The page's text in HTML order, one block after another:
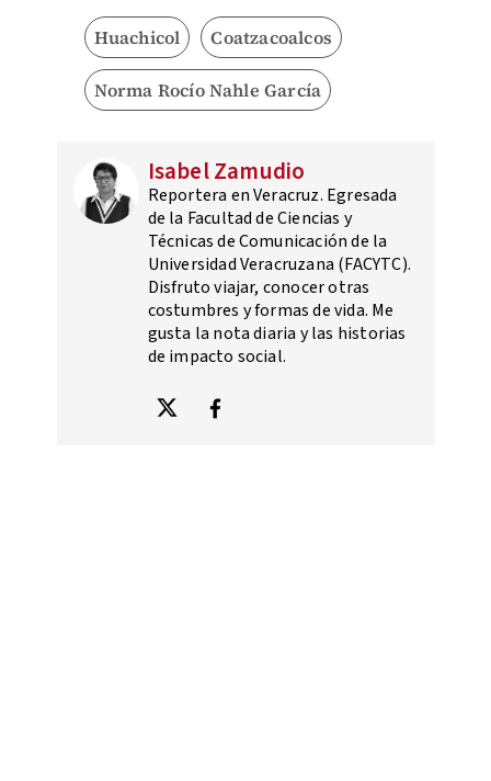
Huachicol Coatzacoalcos
Norma Rocío Nahle García
Isabel Zamudio
Reportera en Veracruz. Egresada
de la Facultad de Ciencias y
Técnicas de Comunicación de la
Universidad Veracruzana (FACYTC).
Disfruto viajar, conocer otras
costumbres y formas de vida. Me
gusta la nota diaria y las historias
de impacto social.